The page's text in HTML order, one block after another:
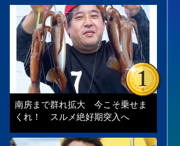
南房まで群れ拡大 今こそ乗せま
くれ！ スルメ絶好期突入へ